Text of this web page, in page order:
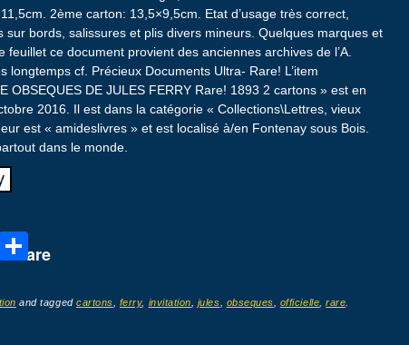
2ème carton: 13,5×9,5cm. Etat d’usage très correct,
sur bords, salissures et plis divers mineurs. Quelques marques et
feuillet ce document provient des anciennes archives de l’A.
longtemps cf. Précieux Documents Ultra- Rare! L’item
OBSEQUES DE JULES FERRY Rare! 1893 2 cartons » est en
2016. Il est dans la catégorie « Collections\Lettres, vieux
est « amideslivres » et est localisé à/en Fontenay sous Bois.
dans le monde.
Share
P
ta
and taggedcartons ferry, invitation jules obseques officielle ,rare